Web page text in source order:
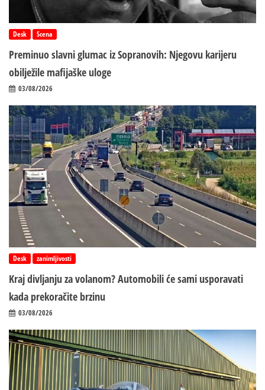
Desk Scena
Preminuo slavni glumac iz Sopranovih: Njegovu karijeru
obilježile mafijaške uloge
03/08/2026
Desk zanimljivosti
Kraj divljanju za volanom? Automobili će sami usporavati
kada prekoračite brzinu
03/08/2026